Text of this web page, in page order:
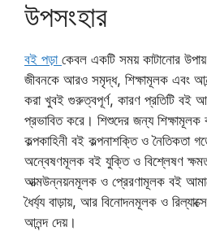
উপসংহার
বই পড়া কেবল একটি সময় কাটানোর
জীবনকে আরও সমৃদ্ধ, শিক্ষামূলক এবং
করা খুবই গুরুত্বপূর্ণ, কারণ প্রতিটি বই
প্রভাবিত করে। শিশুদের জন্য শিক্ষামূলক
কল্পকাহিনী বই কল্পনাশক্তি ও নৈতিকতা
অন্বেষণমূলক বই যুক্তি ও বিশ্লেষণ
আত্মউন্নয়নমূলক ও প্রেরণামূলক বই
ধৈর্য্য বাড়ায়, আর বিনোদনমূলক ও
আনন্দ দেয়।